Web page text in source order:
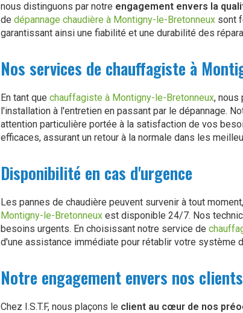
nous distinguons par notre engagement envers la
de dépannage chaudière à Montigny-le-Bretonneux sont
garantissant ainsi une fiabilité et une durabilité des
Nos services de chauffagiste à
En tant que chauffagiste à Montigny-le-Bretonneux, nous
l'installation à l'entretien en passant par le dépannage.
attention particulière portée à la satisfaction de vos
efficaces, assurant un retour à la normale dans les
Disponibilité en cas d'urgence
Les pannes de chaudière peuvent survenir à tout
Montigny-le-Bretonneux est disponible 24/7. Nos
besoins urgents. En choisissant notre service de
d'une assistance immédiate pour rétablir votre système
Notre engagement envers nos clients
Chez I.S.T.F, nous plaçons le client au cœur de nos